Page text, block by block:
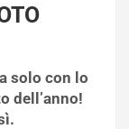
solo con lo
dell’anno!